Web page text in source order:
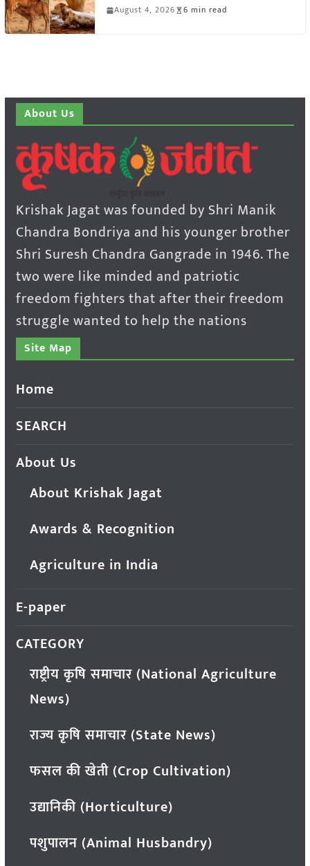
August 4, 2026 6 min read
About Us
Krishak Jagat was founded by Shri Manik
Chandra Bondriya and his younger brother
Shri Suresh Chandra Gangrade in 1946. The
two were like minded and patriotic
freedom fighters that after their freedom
struggle wanted to help the nations
Site Map
Home
SEARCH
About Us
About Krishak Jagat
Awards & Recognition
Agriculture in India
E-paper
CATEGORY
राष्ट्रीय कृषि समाचार (National Agriculture
News)
राज्य कृषि समाचार (State News)
फसल की खेती (Crop Cultivation)
उद्यानिकी (Horticulture)
पशुपालन (Animal Husbandry)